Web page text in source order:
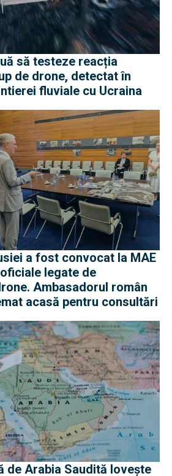
să testeze reacția
de drone, detectat în
fluviale cu Ucraina
a fost convocat la MAE
legate de
Ambasadorul român
acasă pentru consultări
de Arabia Saudită lovește